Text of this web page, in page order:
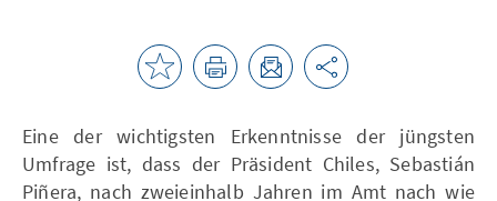
Eine der wichtigsten Erkenntnisse der jüngsten
Umfrage ist, dass der Präsident Chiles, Sebastián
Piñera, nach zweieinhalb Jahren im Amt nach wie